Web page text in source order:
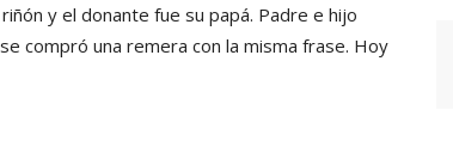
y el donante fue su papá. Padre e hijo
compró una remera con la misma frase. Hoy